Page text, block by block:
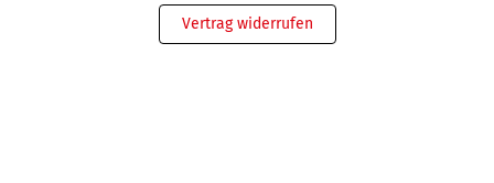
Vertrag widerrufen